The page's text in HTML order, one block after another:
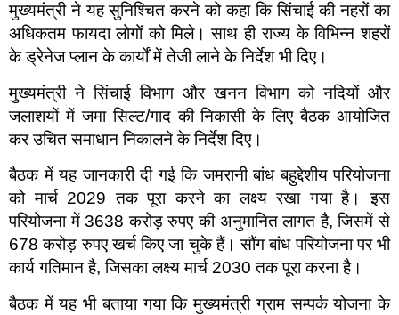
मुख्यमंत्री ने यह सुनिश्चित करने को कहा कि सिंचाई की नहरों का
अधिकतम फायदा लोगों को मिले। साथ ही राज्य के विभिन्न शहरों
के ड्रेनेज प्लान के कार्यों में तेजी लाने के निर्देश भी दिए।
मुख्यमंत्री ने सिंचाई विभाग और खनन विभाग को नदियों और
जलाशयों में जमा सिल्ट/गाद की निकासी के लिए बैठक आयोजित
कर उचित समाधान निकालने के निर्देश दिए।
बैठक में यह जानकारी दी गई कि जमरानी बांध बहुद्देशीय परियोजना
को मार्च 2029 तक पूरा करने का लक्ष्य रखा गया है। इस
परियोजना में 3638 करोड़ रुपए की अनुमानित लागत है, जिसमें से
678 करोड़ रुपए खर्च किए जा चुके हैं। सौंग बांध परियोजना पर भी
कार्य गतिमान है, जिसका लक्ष्य मार्च 2030 तक पूरा करना है।
बैठक में यह भी बताया गया कि मुख्यमंत्री ग्राम सम्पर्क योजना के